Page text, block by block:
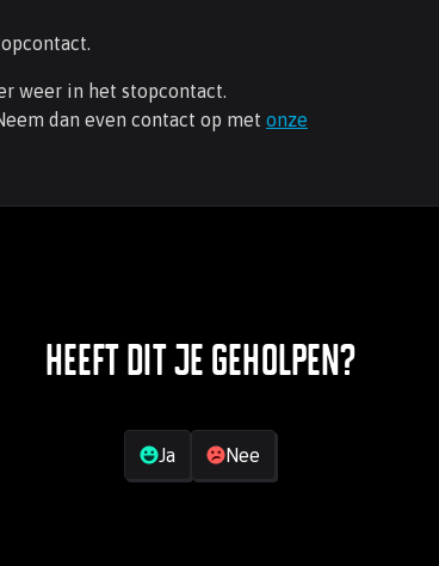
weer in het stopcontact.
dan even contact op met onze
Heeft dit je geholpen?
Ja
Nee